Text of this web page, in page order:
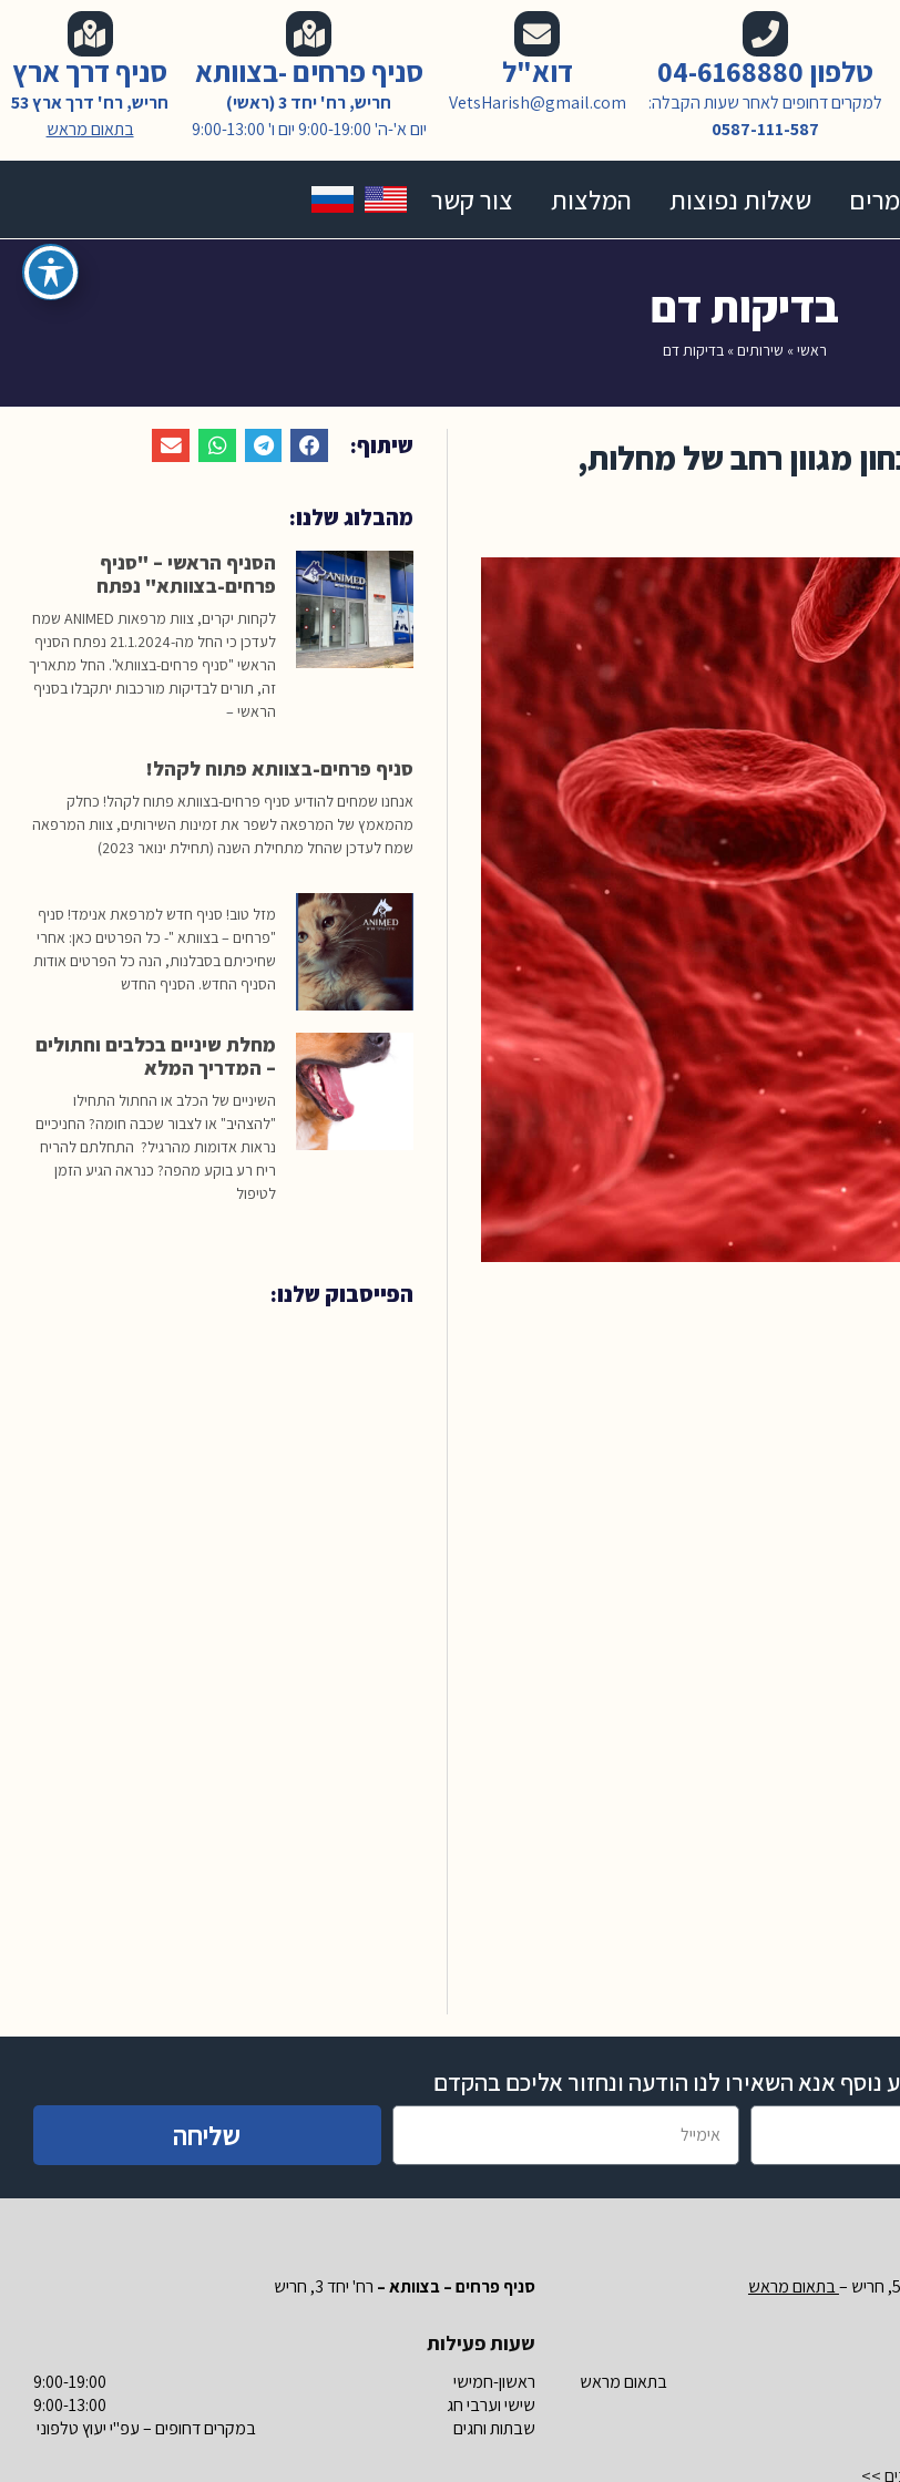
טלפון 04-6168880
למקרים דחופים לאחר שעות הקבלה:
0587-111-587
דוא"ל
VetsHarish@gmail.com
סניף פרחים -בצוותא
חריש, רח' יחד 3 (ראשי)
יום א'-ה' 9:00-19:00 יום ו' 9:00-13:00
סניף דרך ארץ
חריש, רח' דרך ארץ 53
בתאום מראש
שאלות נפוצות המלצות צור קשר
בדיקות דם
ראשי» שירותים» בדיקות דם
מגוון רחב של מחלות,
שיתוף:
מהבלוג שלנו:
הסניף הראשי – "סניף
פרחים-בצוותא" נפתח
לקחות יקרים, צוות מרפאות ANIMED שמח
לעדכן כי החל מה-21.1.2024 נפתח הסניף
הראשי "סניף פרחים-בצוותא". החל מתאריך
זה, תורים לבדיקות מורכבות יתקבלו בסניף
הראשי –
סניף פרחים-בצוותא פתוח לקהל!
אנחנו שמחים להודיע סניף פרחים-בצוותא פתוח לקהל! כחלק
מהמאמץ של המרפאה לשפר את זמינות השירותים, צוות המרפאה
שמח לעדכן שהחל מתחילת השנה (תחילת ינואר 2023)
מזל טוב! סניף חדש למרפאת אנימד! סניף
"פרחים – בצוותא "- כל הפרטים כאן: אחרי
שחיכיתם בסבלנות, הנה כל הפרטים אודות
הסניף החדש. הסניף החדש
מחלת שיניים בכלבים וחתולים
– המדריך המלא
השיניים של הכלב או החתול התחילו
"להצהיב" או לצבור שכבה חומה? החניכיים
נראות אדומות מהרגיל? התחלתם להריח
ריח רע בוקע מהפה? כנראה הגיע הזמן
לטיפול
הפייסבוק שלנו:
נוסף אנא השאירו לנו הודעה ונחזור אליכם בהקדם
שליחה
בתאום מראש
בתאום מראש
>>
סניף פרחים – בצוותא – רח' יחד 3, חריש
שעות פעילות
ראשון-חמישי
שישי וערבי חג
שבתות וחגים
9:00-19:00
9:00-13:00
במקרים דחופים – עפ"י יעוץ טלפוני